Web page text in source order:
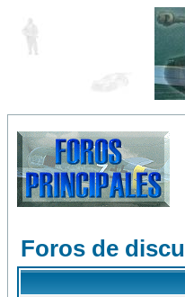
Foros de